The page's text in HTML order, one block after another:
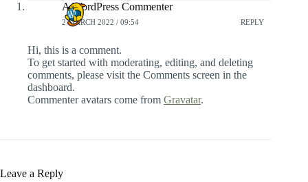
A WordPress Commenter
2 MARCH 2022 / 09:54 REPLY
Hi, this is a comment.
To get started with moderating, editing, and deleting
comments, please visit the Comments screen in the
dashboard.
Commenter avatars come from Gravatar.
Leave a Reply